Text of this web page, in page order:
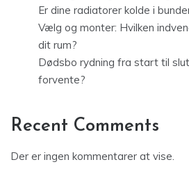
Er dine radiatorer kolde i
Vælg og monter: Hvilken
dit rum?
Dødsbo rydning fra start til
forvente?
Recent Comments
Der er ingen kommentarer at vise.